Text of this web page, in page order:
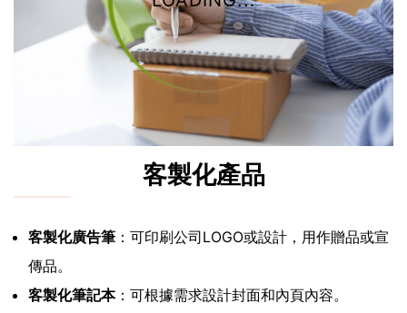
客製化產品
客製化廣告筆 ：可印刷公司LOGO或設計，用作贈品或宣
傳品。
客製化筆記本：可根據需求設計封面和內頁內容。